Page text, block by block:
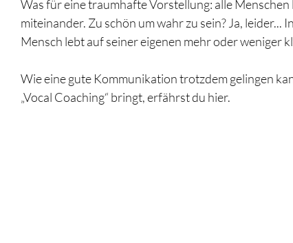
Was für eine traumhafte Vorstellung: alle
miteinander. Zu schön um wahr zu sein? Ja, leider...
Mensch lebt auf seiner eigenen mehr oder weniger
Wie eine gute Kommunikation trotzdem gelingen
„Vocal Coaching“ bringt, erfährst du hier.